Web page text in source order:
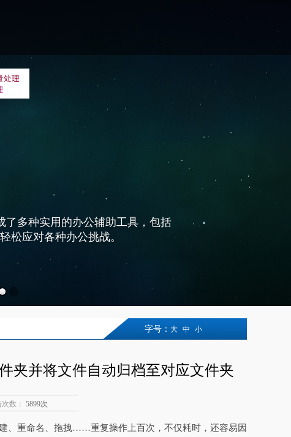
多种实用的办公辅助工具，包括
松应对各种办公挑战。
字号： 大 中 小
夹并将文件自动归档至对应文件夹
数： 5899次
、重命名、拖拽……重复操作上百次，不仅耗时，还容易因